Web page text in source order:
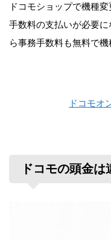
ドコモショップで機種
手数料の支払いが必要
ら事務手数料も無料で機
ドコモオ
ドコモの頭金は